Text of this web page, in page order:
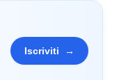
Iscriviti →